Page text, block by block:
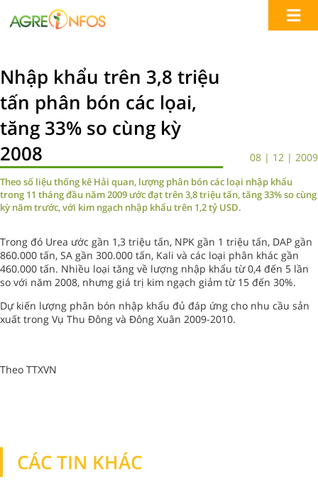
Nhập khẩu trên 3,8 triệu
tấn phân bón các lọai,
tăng 33% so cùng kỳ
2008
08 | 12 | 2009
Theo số liệu thống kê Hải quan, lượng phân bón các loại nhập khẩu
trong 11 tháng đầu năm 2009 ước đạt trên 3,8 triệu tấn, tăng 33% so cùng
kỳ năm trước, với kim ngạch nhập khẩu trên 1,2 tỷ USD.
Trong đó Urea ước gần 1,3 triệu tấn, NPK gần 1 triệu tấn, DAP gần
860.000 tấn, SA gần 300.000 tấn, Kali và các loại phân khác gần
460.000 tấn. Nhiều loại tăng về lượng nhập khẩu từ 0,4 đến 5 lần
so với năm 2008, nhưng giá trị kim ngạch giảm từ 15 đến 30%.
Dự kiến lượng phân bón nhập khẩu đủ đáp ứng cho nhu cầu sản
xuất trong Vụ Thu Đông và Đông Xuân 2009-2010.
Theo TTXVN
CÁC TIN KHÁC